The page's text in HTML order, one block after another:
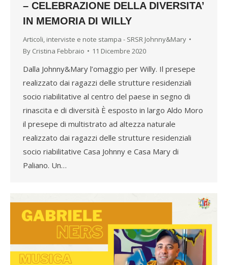
– CELEBRAZIONE DELLA DIVERSITA’
IN MEMORIA DI WILLY
Articoli, interviste e note stampa - SRSR Johnny&Mary
By Cristina Febbraio 11 Dicembre 2020
Dalla Johnny&Mary l’omaggio per Willy. Il presepe
realizzato dai ragazzi delle strutture residenziali
socio riabilitative al centro del paese in segno di
rinascita e di diversità È esposto in largo Aldo Moro
il presepe di multistrato ad altezza naturale
realizzato dai ragazzi delle strutture residenziali
socio riabilitative Casa Johnny e Casa Mary di
Paliano. Un…